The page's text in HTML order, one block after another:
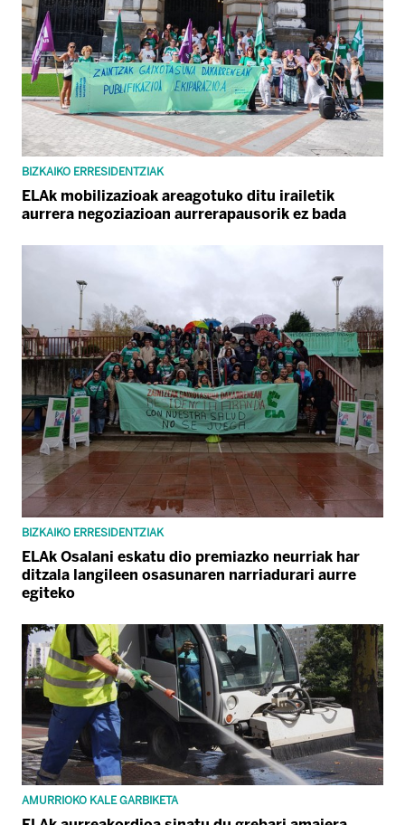
BIZKAIKO ERRESIDENTZIAK
ELAk mobilizazioak areagotuko ditu irailetik
aurrera negoziazioan aurrerapausorik ez bada
BIZKAIKO ERRESIDENTZIAK
ELAk Osalani eskatu dio premiazko neurriak har
ditzala langileen osasunaren narriadurari aurre
egiteko
AMURRIOKO KALE GARBIKETA